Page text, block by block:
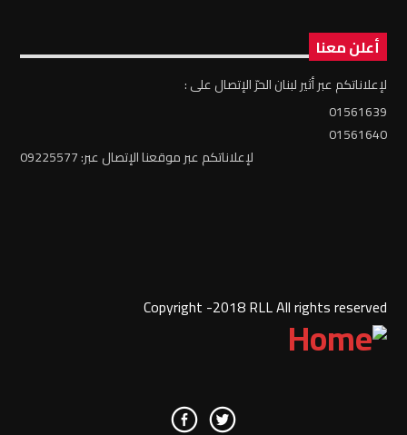
أعلن معنا
لإعلاناتكم عبر أثير لبنان الحرّ الإتصال على :
01561639
01561640
لإعلاناتكم عبر موقعنا الإتصال عبر: 09225577
Copyright -2018 RLL All rights reserved